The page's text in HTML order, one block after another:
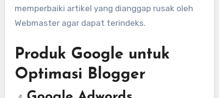
memperbaiki artikel yang dianggap rusak oleh
Webmaster agar dapat terindeks.
Produk Google untuk
Optimasi Blogger